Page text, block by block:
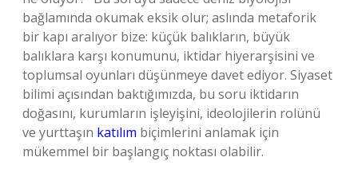
bağlamında okumak eksik olur; aslında metaforik
bir kapı aralıyor bize: küçük balıkların, büyük
balıklara karşı konumunu, iktidar hiyerarşisini ve
toplumsal oyunları düşünmeye davet ediyor. Siyaset
bilimi açısından baktığımızda, bu soru iktidarın
doğasını, kurumların işleyişini, ideolojilerin rolünü
ve yurttaşın katılım biçimlerini anlamak için
mükemmel bir başlangıç noktası olabilir.